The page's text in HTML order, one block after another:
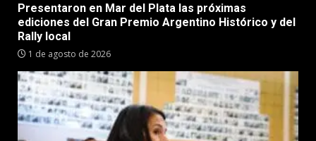
Presentaron en Mar del Plata las próximas
ediciones del Gran Premio Argentino Histórico y del
Rally local
1 de agosto de 2026